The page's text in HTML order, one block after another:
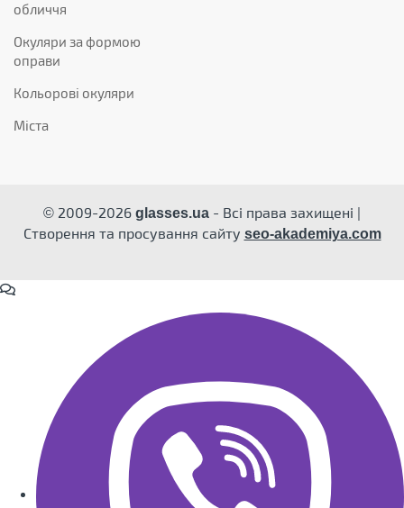
обличчя
Окуляри за формою
оправи
Кольорові окуляри
Міста
© 2009-2026 glasses.ua - Всі права захищені |
Створення та просування сайту seo-akademiya.com